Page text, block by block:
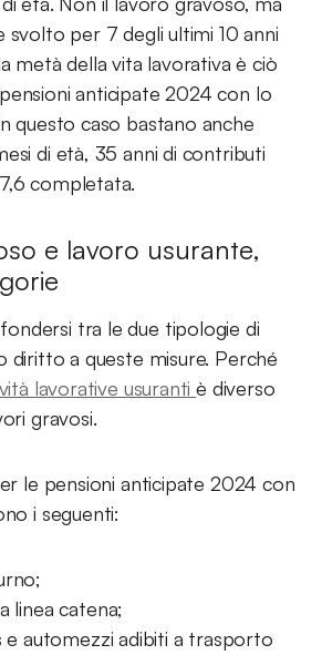
svolto per 7 degli ultimi 10 anni
metà della vita lavorativa è ciò
anticipate 2024 con lo
questo caso bastano anche
di età, 35 anni di contributi
completata.
e lavoro usurante,
tra le due tipologie di
diritto a queste misure. Perché
lavorative usurantiè diverso
gravosi.
le pensioni anticipate 2024 con
i seguenti:
linea catena;
e automezzi adibiti a trasporto